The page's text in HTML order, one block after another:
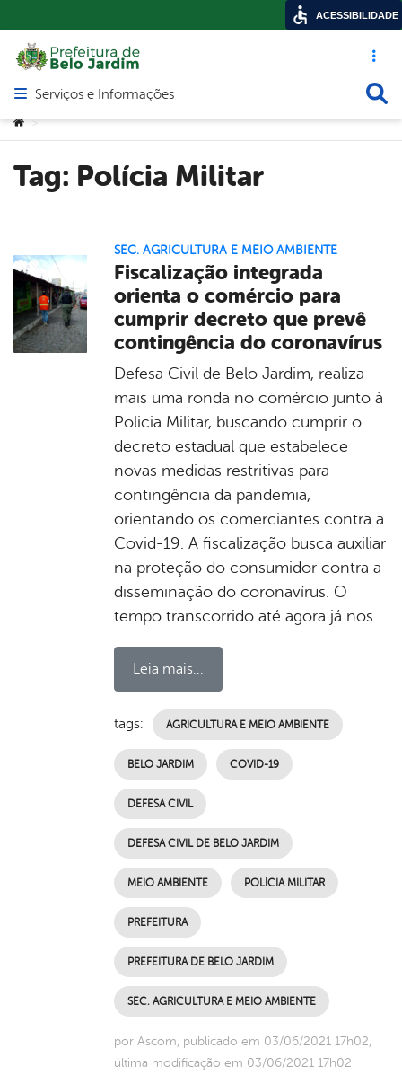
Acesso
Abrir menu principal de navegação
Serviços e Informações
Você está aqui:
>
Tag: Polícia Militar
SEC. AGRICULTURA E MEIO AMBIENTE
Fiscalização integrada
orienta o comércio para
cumprir decreto que prevê
contingência do coronavírus
Defesa Civil de Belo Jardim, realiza
mais uma ronda no comércio junto à
Policia Militar, buscando cumprir o
decreto estadual que estabelece
novas medidas restritivas para
contingência da pandemia,
orientando os comerciantes contra a
Covid-19. A fiscalização busca auxiliar
na proteção do consumidor contra a
disseminação do coronavírus. O
tempo transcorrido até agora já nos
Leia mais...
tags: AGRICULTURA E MEIO AMBIENTE
BELO JARDIM COVID-19
DEFESA CIVIL
DEFESA CIVIL DE BELO JARDIM
MEIO AMBIENTE POLÍCIA MILITAR
PREFEITURA
PREFEITURA DE BELO JARDIM
SEC. AGRICULTURA E MEIO AMBIENTE
por Ascom, publicado em 03/06/2021 17h02,
última modificação em 03/06/2021 17h02
ACESSIBILIDADE